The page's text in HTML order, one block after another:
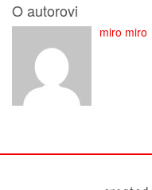
O autorovi
miro miro